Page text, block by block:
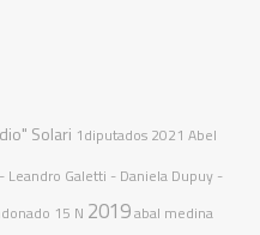
Solari 1diputados 2021 Abel
- Leandro Galetti - Daniela Dupuy -
15 N 2019abal medina